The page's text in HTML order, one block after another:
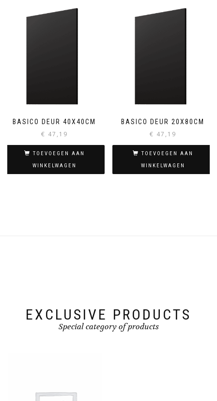
BASICO DEUR 40X40CM
€ 47,19
TOEVOEGEN AAN
WINKELWAGEN
BASICO DEUR 20X80CM
€ 47,19
TOEVOEGEN AAN
WINKELWAGEN
EXCLUSIVE PRODUCTS
Special category of products